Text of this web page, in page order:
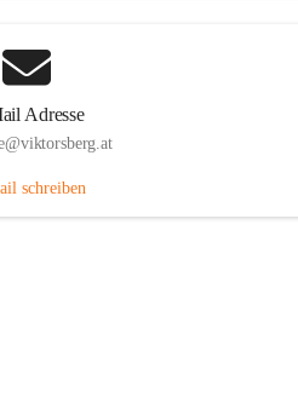
Adresse
schreiben